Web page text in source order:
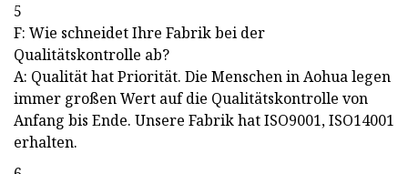
5
F: Wie schneidet Ihre Fabrik bei der
Qualitätskontrolle ab?
A: Qualität hat Priorität. Die Menschen in Aohua legen
immer großen Wert auf die Qualitätskontrolle von
Anfang bis Ende. Unsere Fabrik hat ISO9001, ISO14001
erhalten.